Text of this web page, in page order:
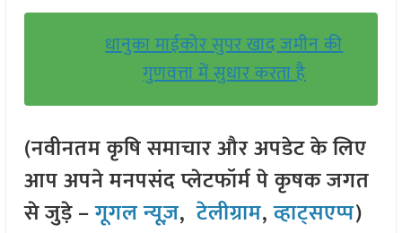
धानुका माईकोर सुपर खाद जमीन की
गुणवत्ता में सुधार करता है
(नवीनतम कृषि समाचार और अपडेट के लिए
आप अपने मनपसंद प्लेटफॉर्म पे कृषक जगत
से जुड़े –गूगल न्यूज़,टेलीग्राम,व्हाट्सएप्प)